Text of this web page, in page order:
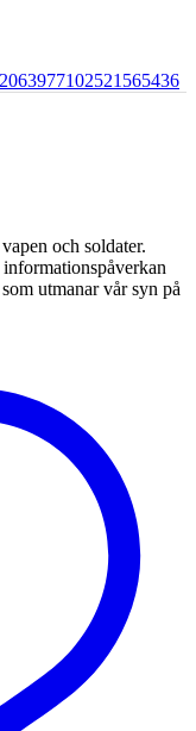
2063977102521565436
och soldater.
utmanar vår syn på